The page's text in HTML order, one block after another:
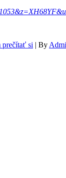
prečítať si | By